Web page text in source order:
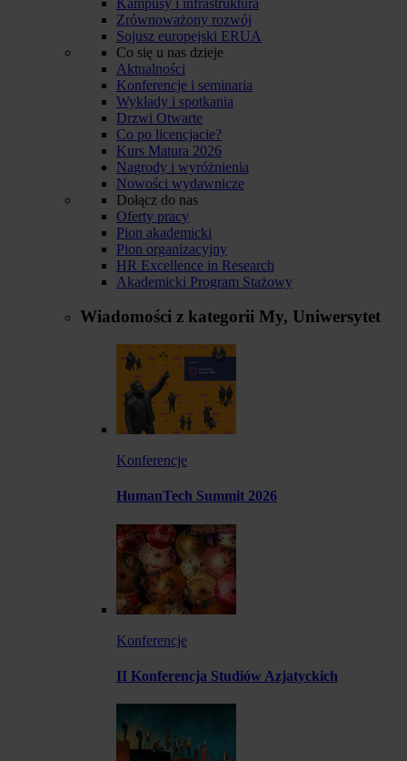
Zrównoważony rozwój
Sojusz europejski ERUA
Co się u nas dzieje
Aktualności
Konferencje i seminaria
Wykłady i spotkania
Drzwi Otwarte
Co po licencjacie?
Kurs Matura 2026
Nagrody i wyróżnienia
Nowości wydawnicze
Dołącz do nas
Oferty pracy
Pion akademicki
Pion organizacyjny
HR Excellence in Research
Akademicki Program Stażowy
Wiadomości z kategorii My, Uniwersytet
Konferencje
HumanTech Summit 2026
Konferencje
II Konferencja Studiów Azjatyckich